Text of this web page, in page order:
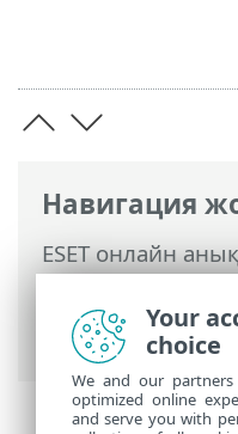
Навигация
ESET онлайн
Business Security
Security
Құралдар>
Your
choice
We and our
optimized online
and serve you with